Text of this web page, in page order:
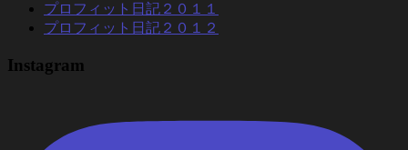
プロフィット日記２０１１
プロフィット日記２０１２
Instagram